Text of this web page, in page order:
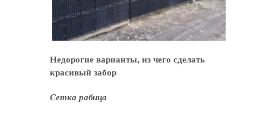
Недорогие варианты, из чего сделать
красивый забор
Сетка рабица